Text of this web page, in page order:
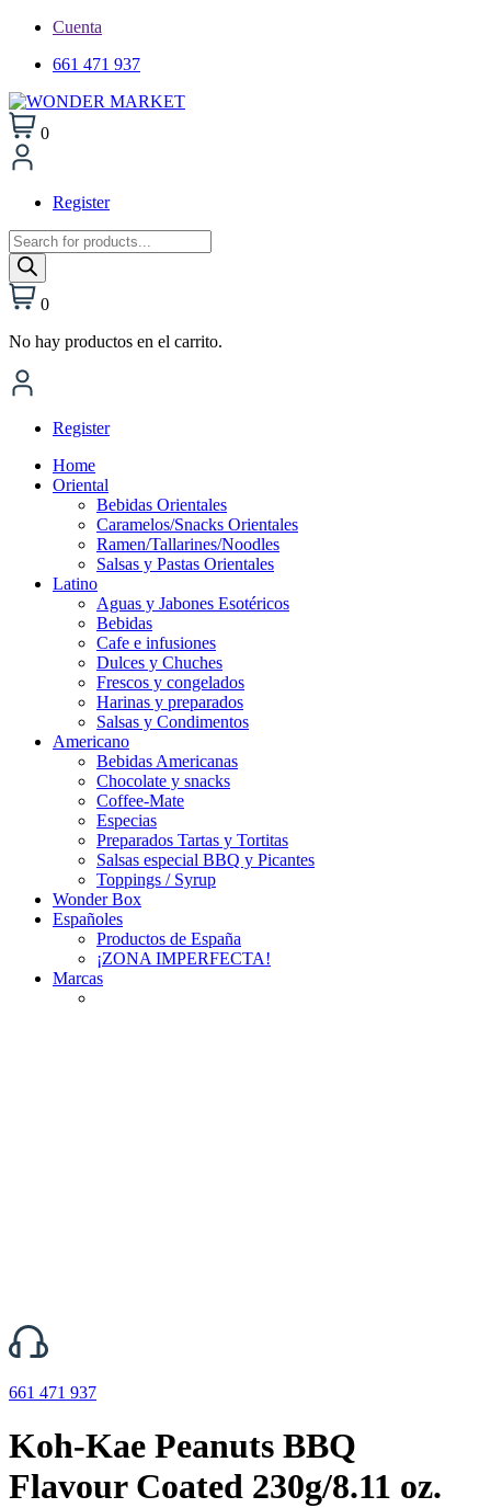
Cuenta
661 471 937
0
Register
Búsqueda
de
productos
0
No hay productos en el carrito.
Register
Home
Oriental
Bebidas Orientales
Caramelos/Snacks Orientales
Ramen/Tallarines/Noodles
Salsas y Pastas Orientales
Latino
Aguas y Jabones Esotéricos
Bebidas
Cafe e infusiones
Dulces y Chuches
Frescos y congelados
Harinas y preparados
Salsas y Condimentos
Americano
Bebidas Americanas
Chocolate y snacks
Coffee-Mate
Especias
Preparados Tartas y Tortitas
Salsas especial BBQ y Picantes
Toppings / Syrup
Wonder Box
Españoles
Productos de España
¡ZONA IMPERFECTA!
Marcas
661 471 937
Koh-Kae Peanuts BBQ
Flavour Coated 230g/8.11 oz.